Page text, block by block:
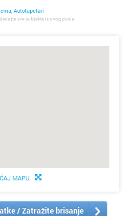
Autotapetari
sve subjekte iz ovog posla
MAPU
/ Zatražite brisanje